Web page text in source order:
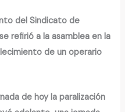
del Sindicato de
refirió a la asamblea en la
de un operario
de hoy la paralización